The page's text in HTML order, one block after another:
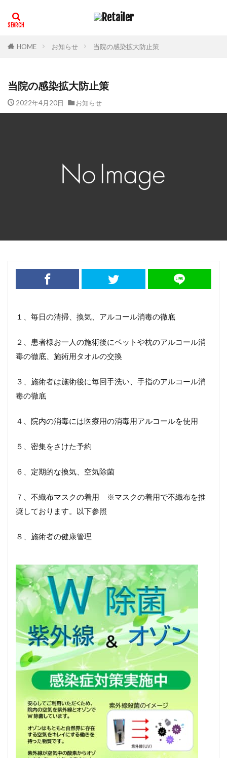
HOME お知らせ 当院の感染拡大防止策
当院の感染拡大防止策
2022年4月20日 お知らせ
１、毎日の清掃、換気、アルコール消毒の徹底
２、患者様お一人の施術後にベットや枕のアルコール消
毒の徹底、施術用タオルの交換
３、施術者は施術後に毎回手洗い、手指のアルコール消
毒の徹底
４、院内の消毒には医療用の消毒用アルコールを使用
５、密集をさけた予約
６、定期的な換気、空気除菌
７、不織布マスクの着用 ※マスクの着用で不織布を推
奨しております。以下参照
８、施術者の健康管理